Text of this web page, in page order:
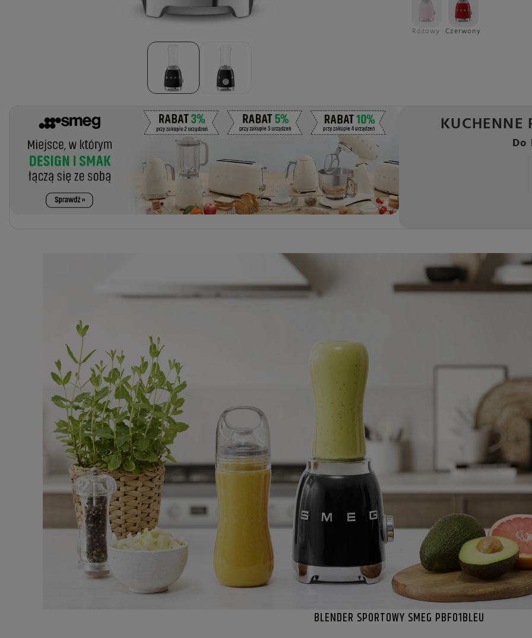
Różowy Czerwony
KUCHENNE
Do
BLENDER SPORTOWY SMEG PBF01BLEU